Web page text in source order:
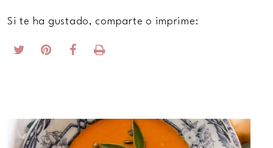
Si te ha gustado, comparte o imprime: